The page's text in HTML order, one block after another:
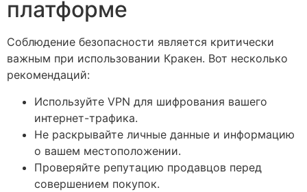
платформе
Соблюдение безопасности является критически
важным при использовании Кракен. Вот несколько
рекомендаций:
Используйте VPN для шифрования вашего
интернет-трафика.
Не раскрывайте личные данные и информацию
о вашем местоположении.
Проверяйте репутацию продавцов перед
совершением покупок.